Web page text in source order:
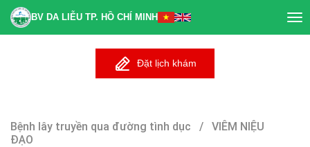
BV DA LIỄU TP. HỒ CHÍ MINH
Đặt lịch khám
Bệnh lây truyền qua đường tình dục / VIÊM NIỆU
ĐẠO